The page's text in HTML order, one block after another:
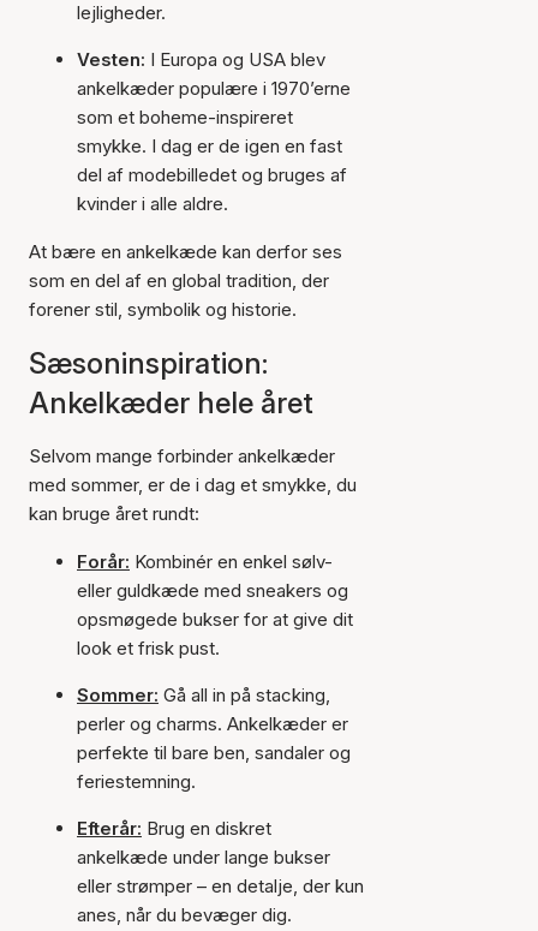
lejligheder.
Vesten: I Europa og USA blev
ankelkæder populære i 1970’erne
som et boheme-inspireret
smykke. I dag er de igen en fast
del af modebilledet og bruges af
kvinder i alle aldre.
At bære en ankelkæde kan derfor ses
som en del af en global tradition, der
forener stil, symbolik og historie.
Sæsoninspiration:
Ankelkæder hele året
Selvom mange forbinder ankelkæder
med sommer, er de i dag et smykke, du
kan bruge året rundt:
Forår: Kombinér en enkel sølv-
eller guldkæde med sneakers og
opsmøgede bukser for at give dit
look et frisk pust.
Sommer: Gå all in på stacking,
perler og charms. Ankelkæder er
perfekte til bare ben, sandaler og
feriestemning.
Efterår: Brug en diskret
ankelkæde under lange bukser
eller strømper – en detalje, der kun
anes, når du bevæger dig.